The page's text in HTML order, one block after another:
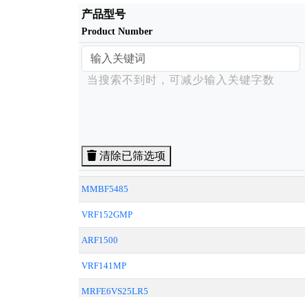
产品型号
Product Number
当搜索不到时，可减少输入关键字数
清除已筛选项
MMBF5485
VRF152GMP
ARF1500
VRF141MP
MRFE6VS25LR5